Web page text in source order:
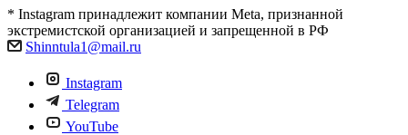
* Instagram принадлежит компании Meta, признанной
экстремистской организацией и запрещенной в РФ
Shinntula1@mail.ru
Instagram
Telegram
YouTube